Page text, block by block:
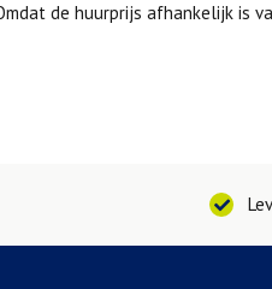
de huurprijs afhankelijk is